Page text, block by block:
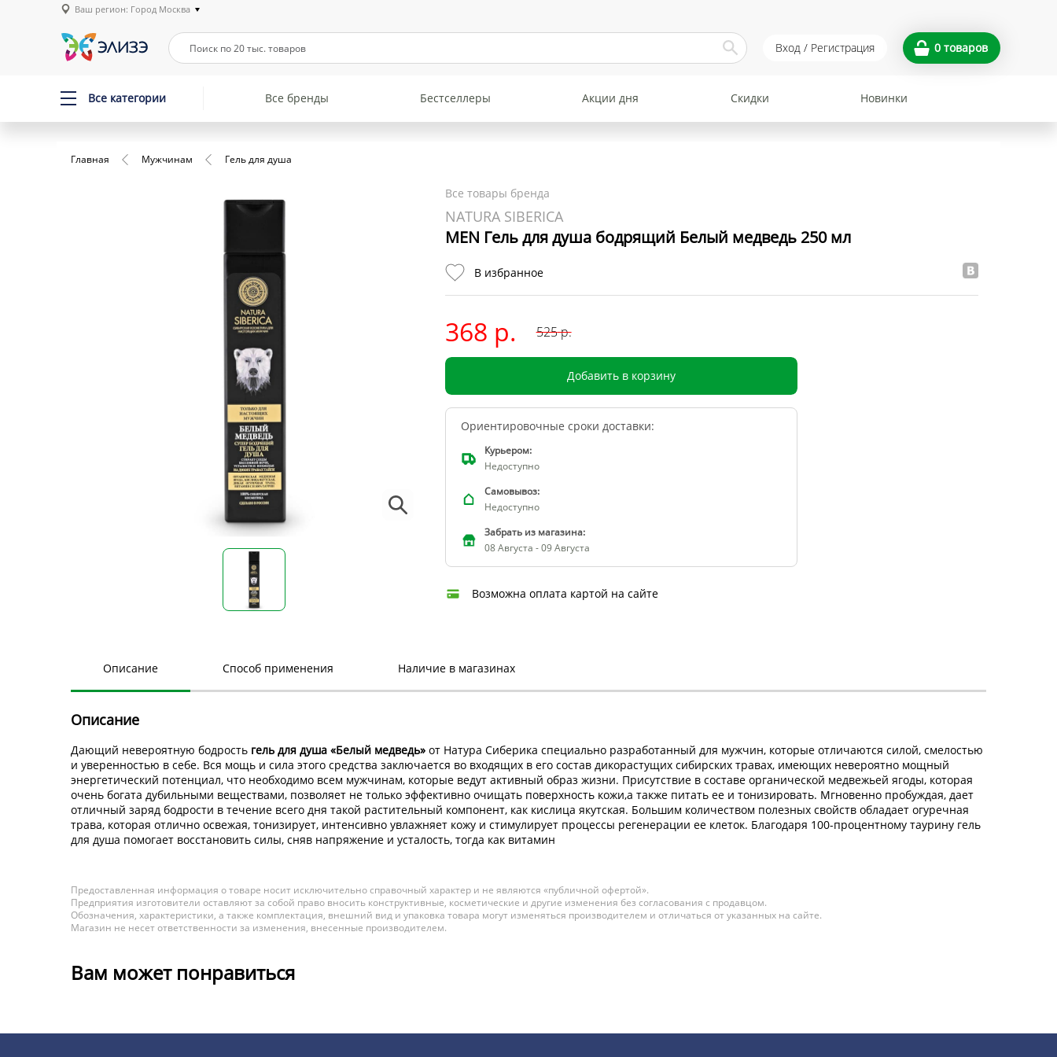
Ваш регион: Город Москва
Вход / Регистрация 0 товаров
Все категории Все бренды Бестселлеры Акции дня Скидки Новинки
Главная Мужчинам Гель для душа
Все товары бренда
NATURA SIBERICA
MEN Гель для душа бодрящий Белый медведь 250 мл
В избранное
368 р. 525р.
Добавить в корзину
Ориентировочные сроки доставки:
Курьером:
Недоступно
Самовывоз:
Недоступно
Забрать из магазина:
08 Августа - 09 Августа
Возможна оплата картой на сайте
Описание Способ применения Наличие в магазинах
Описание
Дающий невероятную бодрость гель для душа «Белый медведь» от Натура Сиберика специально разработанный для мужчин, которые отличаются силой, смелостью
и уверенностью в себе. Вся мощь и сила этого средства заключается во входящих в его состав дикорастущих сибирских травах, имеющих невероятно мощный
энергетический потенциал, что необходимо всем мужчинам, которые ведут активный образ жизни. Присутствие в составе органической медвежьей ягоды, которая
очень богата дубильными веществами, позволяет не только эффективно очищать поверхность кожи,а также питать ее и тонизировать. Мгновенно пробуждая, дает
отличный заряд бодрости в течение всего дня такой растительный компонент, как кислица якутская. Большим количеством полезных свойств обладает огуречная
трава, которая отлично освежая, тонизирует, интенсивно увлажняет кожу и стимулирует процессы регенерации ее клеток. Благодаря 100-процентному таурину гель
для душа помогает восстановить силы, сняв напряжение и усталость, тогда как витамин
Предоставленная информация о товаре носит исключительно справочный характер и не являются «публичной офертой».
Предприятия изготовители оставляют за собой право вносить конструктивные, косметические и другие изменения без согласования с продавцом.
Обозначения, характеристики, а также комплектация, внешний вид и упаковка товара могут изменяться производителем и отличаться от указанных на сайте.
Магазин не несет ответственности за изменения, внесенные производителем.
Вам может понравиться